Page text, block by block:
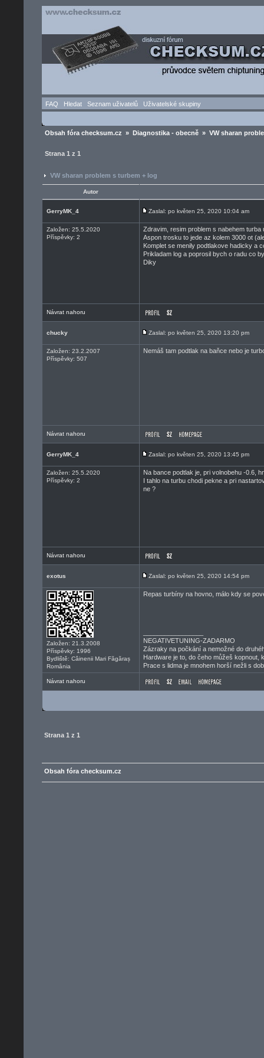
FAQ Hledat Seznam uživatelů Uživatelské skupiny
Obsah fóra checksum.cz » Diagnostika - obecně » VW sharan
Strana 1 z 1
VW sharan problem s turbem + log
Autor
GerryMK_4 Zaslal: po květen 25, 2020 10:04 am
Založen: 25.5.2020
Příspěvky: 2
Zdravim, resim problem s nabehem turba
Aspon trosku to jede az kolem 3000 ot
Komplet se menily podtlakove hadicky a
Prikladam log a poprosil bych o radu co
Diky
Návrat nahoru
chucky Zaslal: po květen 25, 2020 13:20 pm
Založen: 23.2.2007
Příspěvky: 507
Nemáš tam podtlak na baňce nebo je
Návrat nahoru
GerryMK_4 Zaslal: po květen 25, 2020 13:45 pm
Založen: 25.5.2020
Příspěvky: 2
Na bance podtlak je, pri volnobehu -0.6,
I tahlo na turbu chodi pekne a pri
ne ?
Návrat nahoru
exotus Zaslal: po květen 25, 2020 14:54 pm
Založen: 21.3.2008
Příspěvky: 1996
Bydliště: Câinenii Mari Făgăraș
România
Repas turbíny na hovno, málo kdy se
NEGATIVETUNING-ZADARMO
Zázraky na počkání a nemožné do
Hardware je to, do čeho můžeš kopnout,
Prace s lidma je mnohem horší nežli s
Návrat nahoru
Strana 1 z 1
Obsah fóra checksum.cz